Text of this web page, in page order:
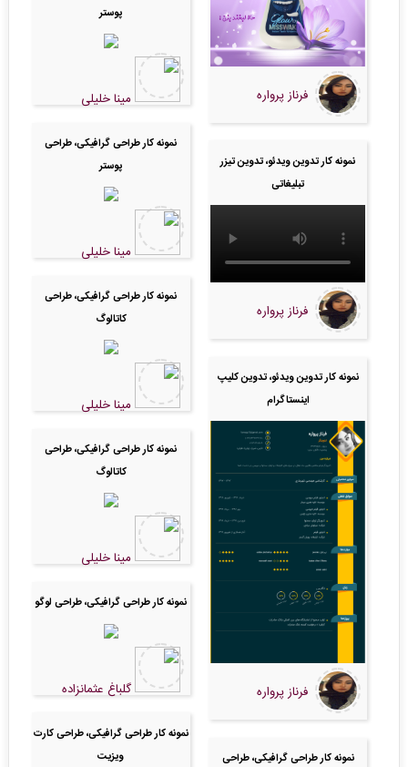
فرناز پرواره
نمونه کار تدوین ویدئو، تدوین تیزر
تبلیغاتی
فرناز پرواره
نمونه کار تدوین ویدئو، تدوین کلیپ
اینستاگرام
فرناز پرواره
نمونه کار طراحی گرافیکی، طراحی
پوستر
مینا خلیلی
نمونه کار طراحی گرافیکی، طراحی
پوستر
مینا خلیلی
نمونه کار طراحی گرافیکی، طراحی
کاتالوگ
مینا خلیلی
نمونه کار طراحی گرافیکی، طراحی
کاتالوگ
مینا خلیلی
نمونه کار طراحی گرافیکی، طراحی لوگو
گلباغ عثمانزاده
نمونه کار طراحی گرافیکی، طراحی کارت
ویزیت